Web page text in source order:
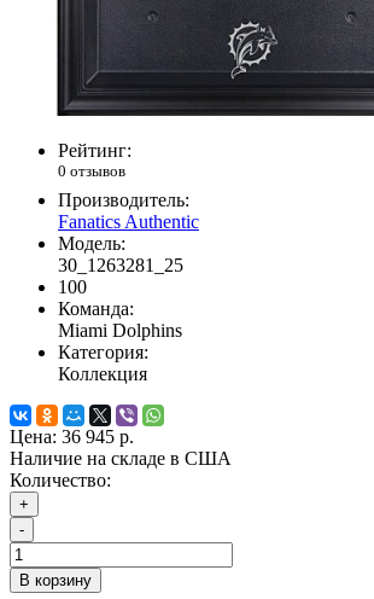
Рейтинг:
0 отзывов
Производитель:
Fanatics Authentic
Модель:
30_1263281_25
100
Команда:
Miami Dolphins
Категория:
Коллекция
Цена: 36 945 р.
Наличие на складе в США
Количество:
+
-
В корзину